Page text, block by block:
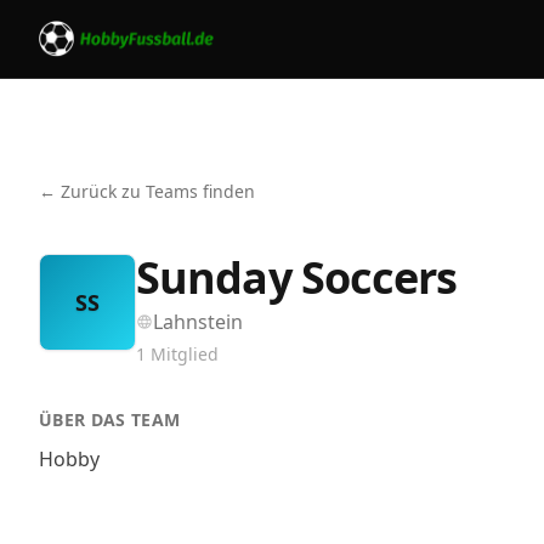
← Zurück zu Teams finden
SS Sunday Soccers
Lahnstein
1 Mitglied
ÜBER DAS TEAM
Hobby